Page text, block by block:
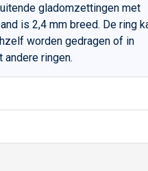
gladomzettingen met
is 2,4 mm breed. De ring
worden gedragen of in
ringen.